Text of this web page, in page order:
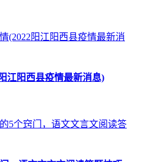
江阳西县疫情最新消息)